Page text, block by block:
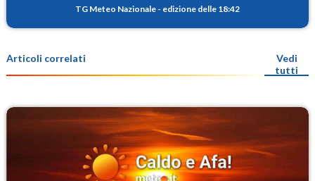
TG Meteo Nazionale - edizione delle 18:42
Articoli correlati
Vedi
tutti